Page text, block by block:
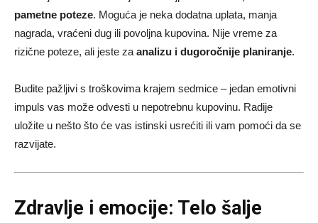
pametne poteze. Moguća je neka dodatna uplata, manja
nagrada, vraćeni dug ili povoljna kupovina. Nije vreme za
rizične poteze, ali jeste za analizu i dugoročnije planiranje.
Budite pažljivi s troškovima krajem sedmice – jedan emotivni
impuls vas može odvesti u nepotrebnu kupovinu. Radije
uložite u nešto što će vas istinski usrećiti ili vam pomoći da se
razvijate.
Zdravlje i emocije: Telo šalje